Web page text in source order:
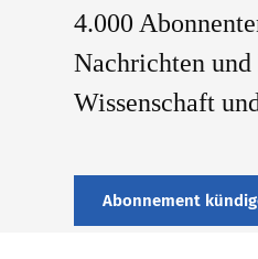
4.000
Nachrichten
Wissenschaft
Abonnement